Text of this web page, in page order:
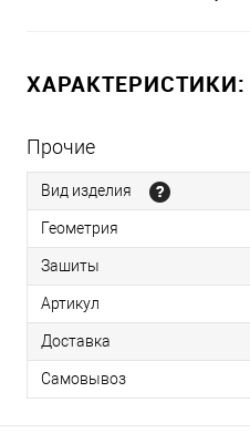
ХАРАКТЕРИСТИКИ:
Прочие
Вид изделия
Геометрия
Зашиты
Артикул
Доставка
Самовывоз